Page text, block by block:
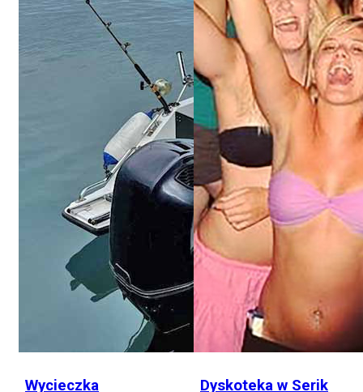
Wycieczka Dyskoteka w Serik